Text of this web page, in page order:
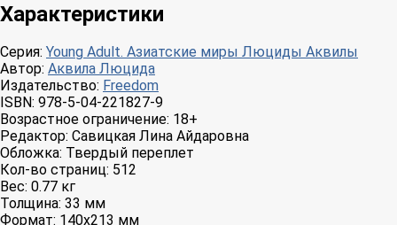
Характеристики
Серия: Young Adult. Азиатские миры Люциды Аквилы
Автор: Аквила Люцида
Издательство: Freedom
ISBN: 978-5-04-221827-9
Возрастное ограничение: 18+
Редактор: Савицкая Лина Айдаровна
Обложка: Твердый переплет
Кол-во страниц: 512
Вес: 0.77 кг
Толщина: 33 мм
Формат: 140x213 мм